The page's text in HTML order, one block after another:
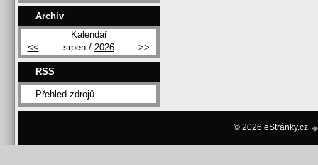
Archiv
Kalendář
<<
srpen / 2026 >>
RSS
Přehled zdrojů
© 2026 eStránky.cz